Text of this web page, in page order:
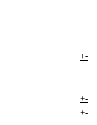
+-
+-
+-